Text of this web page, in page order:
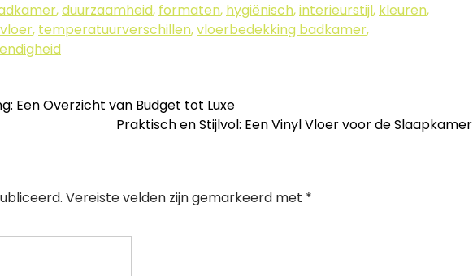
,duurzaamheid, formaten, hygiënisch,interieurstijl, kleuren,
, temperatuurverschillen,vloerbedekking badkamer,
Een Overzicht van Budget tot Luxe
Praktisch en Stijlvol: Een Vinyl Vloer voor de Slaapkamer
Vereiste velden zijn gemarkeerd met *